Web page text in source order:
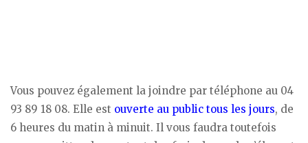
Vous pouvez également la joindre par téléphone au 04
93 89 18 08. Elle est ouverte au public tous les jours, de
6 heures du matin à minuit. Il vous faudra toutefois